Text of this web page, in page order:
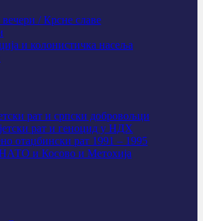
вечери / Крсне славе
и колонистичка насеља
рат и српски добровољци
рат и геноцид у НДХ
отаџбински рат 1991 – 1995
НАТО и Косово и Метохија